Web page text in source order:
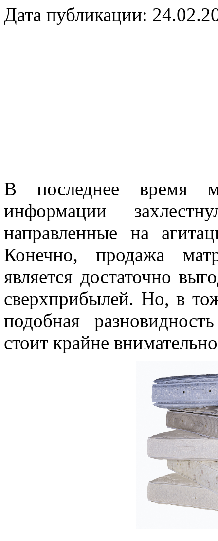
Дата публикации:
В последнее время
информации
направленные на
Конечно, продажа
является достаточно
сверхприбылей. Но, в
подобная
стоит крайне